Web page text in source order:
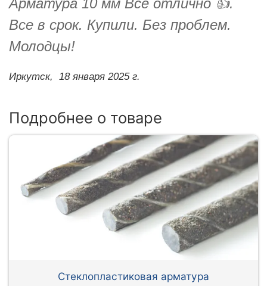
Арматура 10 мм Все отлично 👍.
Все в срок. Купили. Без проблем.
Молодцы!
Иркутск, 18 января 2025 г.
Подробнее о товаре
Стеклопластиковая арматура